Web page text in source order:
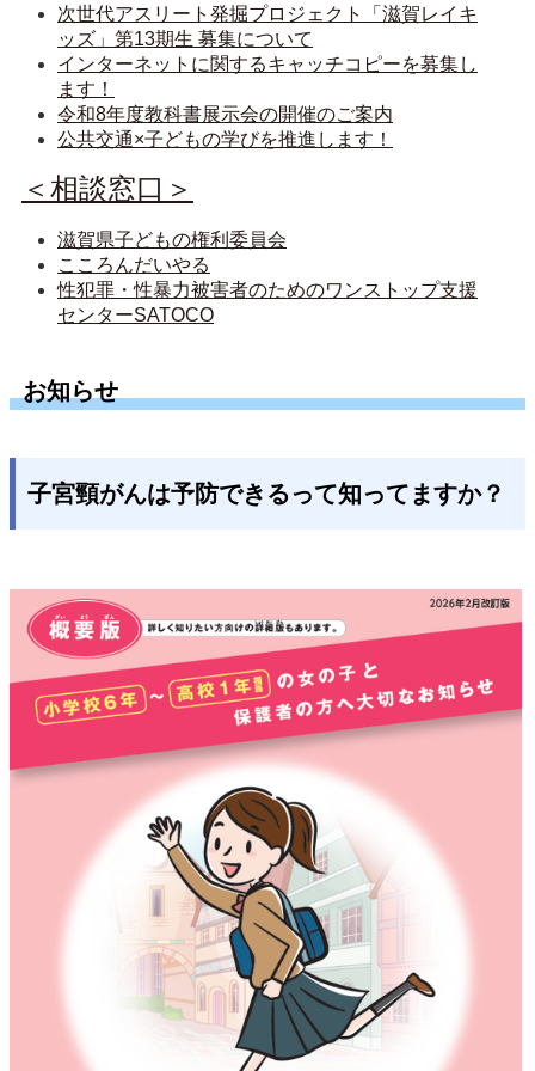
次世代アスリート発掘プロジェクト「滋賀レイキ
ッズ」第13期生 募集について
インターネットに関するキャッチコピーを募集し
ます！
令和8年度教科書展示会の開催のご案内
公共交通×子どもの学びを推進します！
＜相談窓口＞
滋賀県子どもの権利委員会
こころんだいやる
性犯罪・性暴力被害者のためのワンストップ支援
センターSATOCO
お知らせ
子宮頸がんは予防できるって知ってますか？